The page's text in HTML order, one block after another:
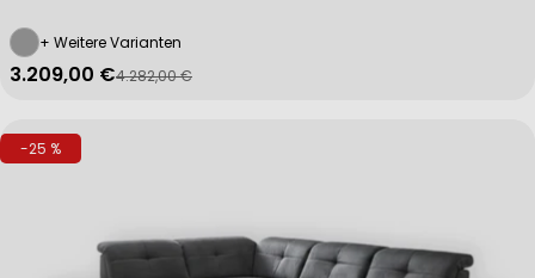
+ Weitere Varianten
Verkaufspreis
3.209,00 €
Regulärer Preis
4.282,00 €
-25 %